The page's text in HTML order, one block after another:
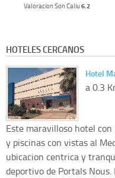
Valoracion Son Caliu 6.2
HOTELES CERCANOS
Hotel
a 0.3
Este maravilloso hotel
y piscinas con vistas al
ubicacion centrica y
deportivo de Portals Nous.